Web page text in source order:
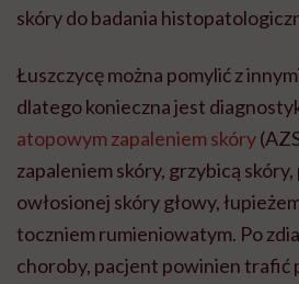
skóry do badania
Łuszczycę można pomylić z
dlatego konieczna jest
atopowym zapaleniem skóry
zapaleniem skóry, grzybicą skóry,
owłosionej skóry głowy,
toczniem rumieniowatym. Po
choroby, pacjent powinien trafić